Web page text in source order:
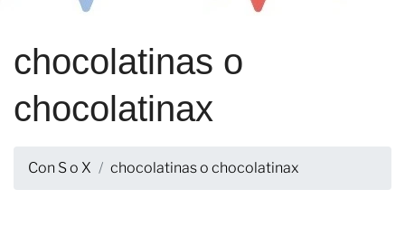
chocolatinas o
chocolatinax
Con S o X chocolatinas o chocolatinax